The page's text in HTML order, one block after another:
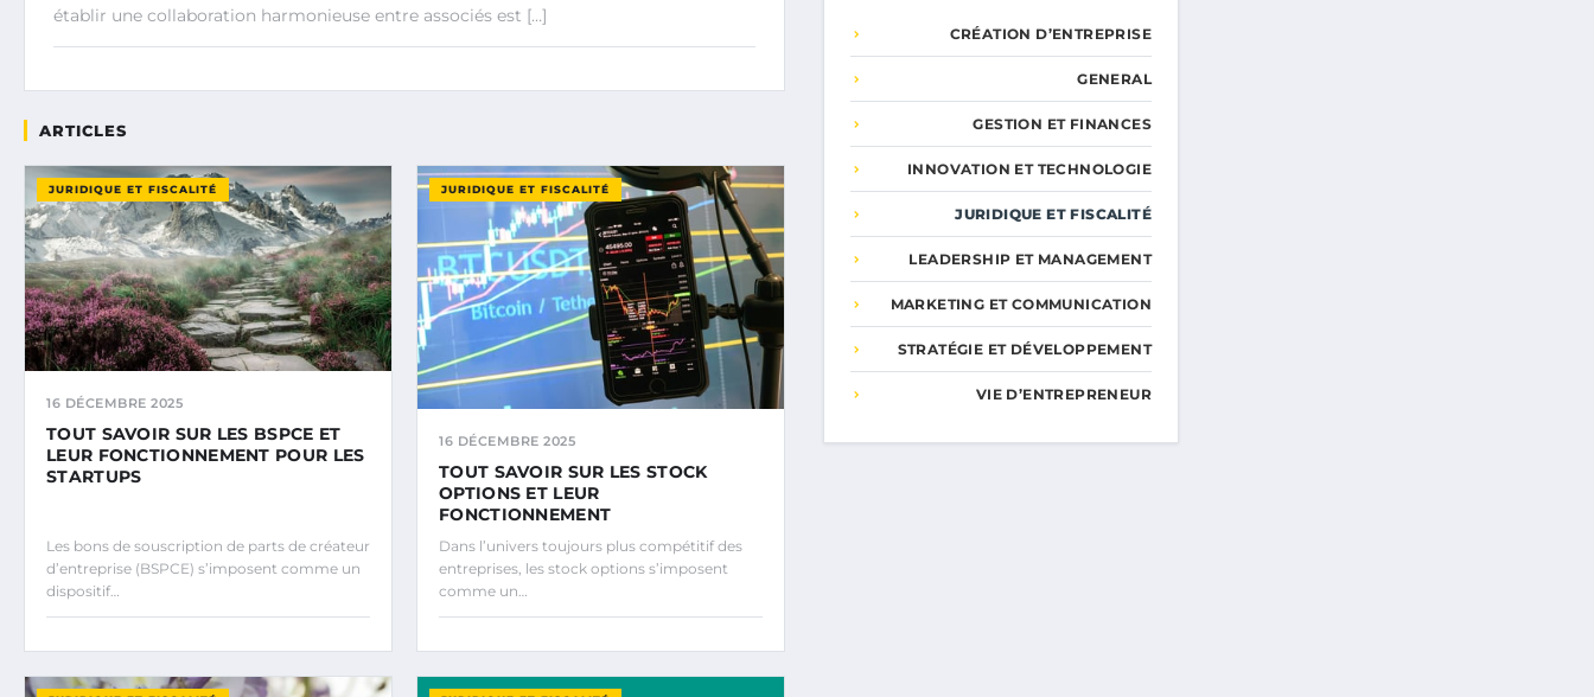
établir une collaboration harmonieuse entre associés est […]
ARTICLES
JURIDIQUE ET FISCALITÉ
16 DÉCEMBRE 2025
TOUT SAVOIR SUR LES BSPCE ET
LEUR FONCTIONNEMENT POUR LES
STARTUPS
Les bons de souscription de parts de créateur
d’entreprise (BSPCE) s’imposent comme un
dispositif…
JURIDIQUE ET FISCALITÉ
16 DÉCEMBRE 2025
TOUT SAVOIR SUR LES STOCK
OPTIONS ET LEUR
FONCTIONNEMENT
Dans l’univers toujours plus compétitif des
entreprises, les stock options s’imposent
comme un…
CRÉATION D’ENTREPRISE
GENERAL
GESTION ET FINANCES
INNOVATION ET TECHNOLOGIE
JURIDIQUE ET FISCALITÉ
LEADERSHIP ET MANAGEMENT
MARKETING ET COMMUNICATION
STRATÉGIE ET DÉVELOPPEMENT
VIE D’ENTREPRENEUR